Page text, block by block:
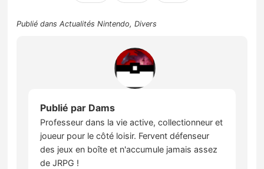
Publié dansActualités Nintendo,Divers
Publié par Dams
Professeur dans la vie active, collectionneur et
joueur pour le côté loisir. Fervent défenseur
des jeux en boîte et n'accumule jamais assez
de JRPG !